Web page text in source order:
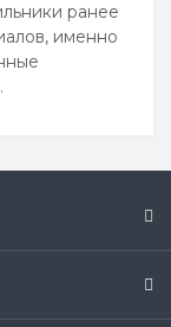
ранее
именно